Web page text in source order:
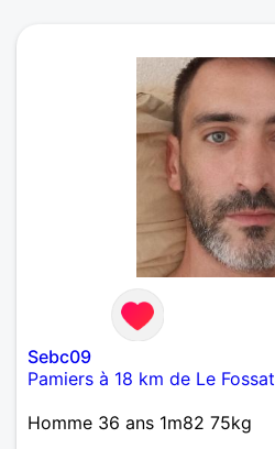
Sebc09
Pamiers à 18 km de Le Fossat
Homme 36 ans 1m82 75kg